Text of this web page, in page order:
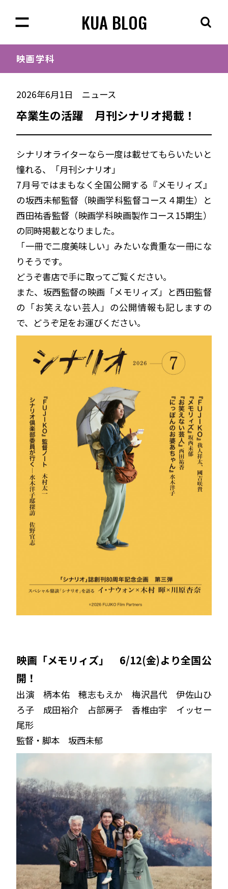
KUA BLOG
映画学科
2026年6月1日 ニュース
卒業生の活躍 月刊シナリオ掲載！
シナリオライターなら一度は載せてもらいたいと
憧れる、「月刊シナリオ」
7月号ではまもなく全国公開する『メモリィズ』
の坂西未郁監督（映画学科監督コース４期生）と
西田祐香監督（映画学科映画製作コース15期生）
の同時掲載となりました。
「一冊で二度美味しい」みたいな貴重な一冊にな
りそうです。
どうぞ書店で手に取ってご覧ください。
また、坂西監督の映画「メモリィズ」と西田監督
の「お笑えない芸人」の公開情報も記しますの
で、どうぞ足をお運びください。
映画「メモリィズ」 6/12(金)より全国公
開！
出演 柄本佑 穂志もえか 梅沢昌代 伊佐山ひ
ろ子 成田裕介 占部房子 香椎由宇 イッセー
尾形
監督・脚本 坂西未郁